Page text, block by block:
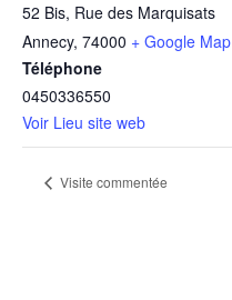
52 Bis, Rue des Marquisats
Annecy, 74000 + Google Map
Téléphone
0450336550
Voir Lieu site web
Visite commentée